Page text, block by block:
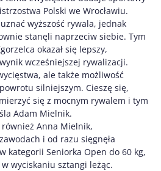
Polski we Wrocławiu.
wyższość rywala, jednak
stanęli naprzeciw siebie. Tym
okazał się lepszy,
wcześniejszej rywalizacji.
ale także możliwość
silniejszym. Cieszę się,
się z mocnym rywalem i tym
Adam Mielnik.
również Anna Mielnik,
i od razu sięgnęła
kategorii Seniorka Open do 60 kg,
wyciskaniu sztangi leżąc.